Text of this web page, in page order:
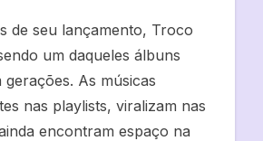
de seu lançamento, Troco
um daqueles álbuns
gerações. As músicas
nas playlists, viralizam nas
encontram espaço na